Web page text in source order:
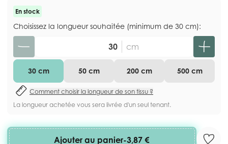
En stock
Choisissez la longueur souhaitée (minimum de 30 cm):
cm
30 cm 50 cm 200 cm 500 cm
Comment choisir la longueur de son tissu ?
La longueur achetée vous sera livrée d'un seul tenant.
Ajouter au panier-3,87 €